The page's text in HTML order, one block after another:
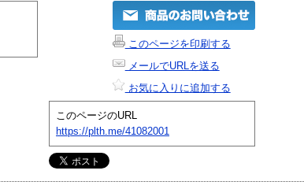
このページを印刷する
メールでURLを送る
お気に入りに追加する
このページのURL
https://plth.me/41082001